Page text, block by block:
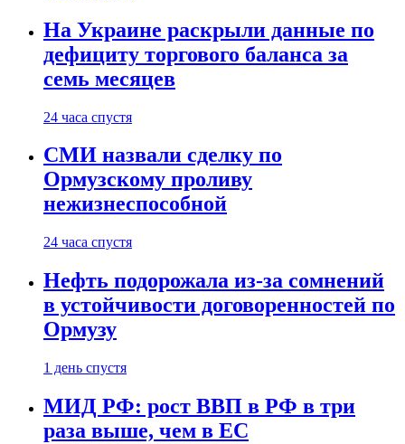
На Украине раскрыли данные по
дефициту торгового баланса за
семь месяцев
24 часа спустя
СМИ назвали сделку по
Ормузскому проливу
нежизнеспособной
24 часа спустя
Нефть подорожала из-за сомнений
в устойчивости договоренностей по
Ормузу
1 день спустя
МИД РФ: рост ВВП в РФ в три
раза выше, чем в ЕС